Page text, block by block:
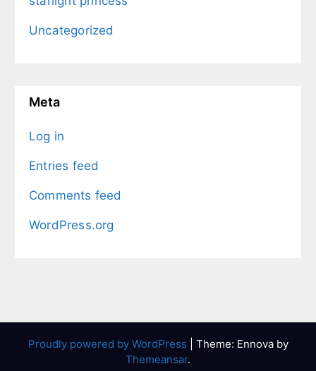
Uncategorized
Meta
Log in
Entries feed
Comments feed
WordPress.org
Proudly powered by WordPress
Theme: Ennova by
Themeansar.